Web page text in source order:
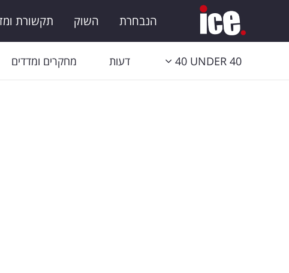
הנבחרת השוק תקשורת
40 UNDER 40 דעות מחקרים ומדדים